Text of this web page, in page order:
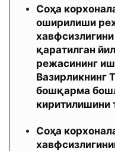
Соҳа
оширилиши
қаратилган
режасининг
Вазирликнинг
бошқарма
киритилишини
Соҳа